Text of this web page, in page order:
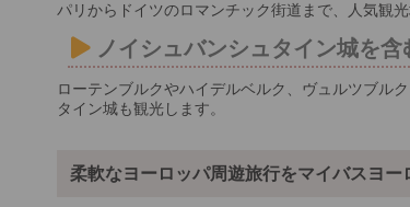
パリからドイツのロマンチック街道まで、人気観
ノイシュバンシュタイン城を
ローテンブルクやハイデルベルク、ヴュルツブル
タイン城も観光します。
柔軟なヨーロッパ周遊旅行をマイバスヨー